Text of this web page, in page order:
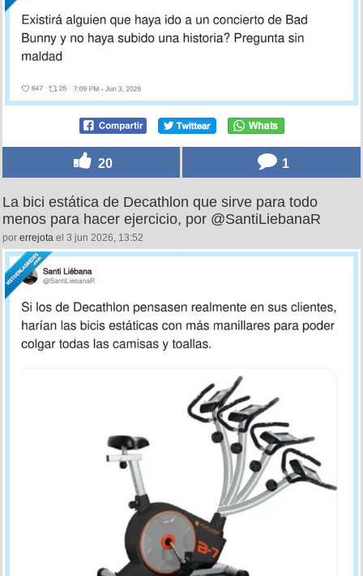
20 1
La bici estática de Decathlon que sirve para todo
menos para hacer ejercicio, por @SantiLiebanaR
por errejota el 3 jun 2026, 13:52